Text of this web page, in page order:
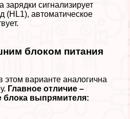
сигнализирует
(HL1), автоматическое
блоком питания
варианте аналогична
Главное отличие –
блока выпрямителя: